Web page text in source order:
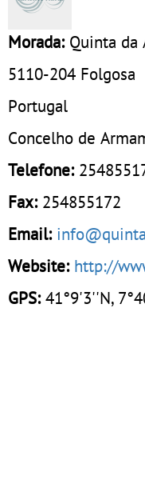
Morada: Quinta da
5110-204 Folgosa
Portugal
Concelho de
Telefone:
Fax: 254855172
Email:
Website: http://
GPS:41°9'3''N,